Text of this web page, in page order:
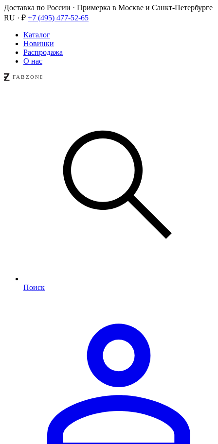
Доставка по России · Примерка в Москве и Санкт-Петербурге
RU · ₽ +7 (495) 477-52-65
Каталог
Новинки
Распродажа
О нас
Поиск